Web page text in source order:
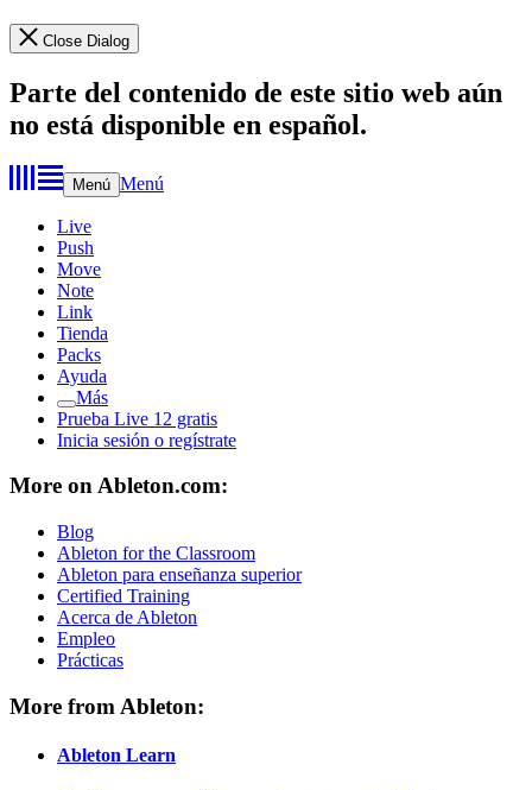
Close Dialog
Parte del contenido de este sitio web aún
no está disponible en español.
Menú Menú
Live
Push
Move
Note
Link
Tienda
Packs
Ayuda
Más
Prueba Live 12 gratis
Inicia sesión o regístrate
More on Ableton.com:
Blog
Ableton for the Classroom
Ableton para enseñanza superior
Certified Training
Acerca de Ableton
Empleo
Prácticas
More from Ableton:
Ableton Learn